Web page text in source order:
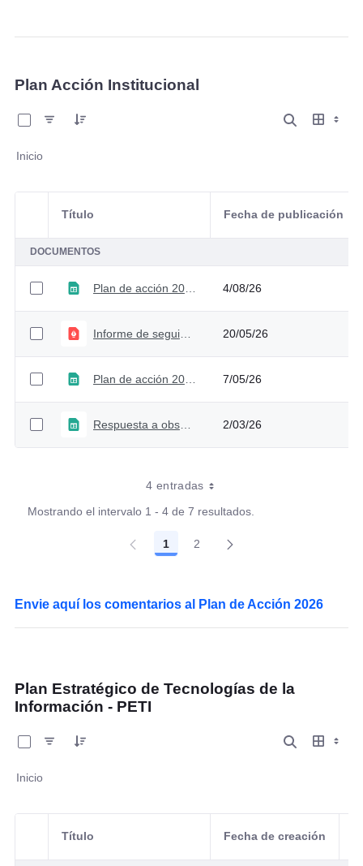
Plan Acción Institucional
Inicio
Selección del elemento
Título Fecha de publicación
DOCUMENTOS
Plan de acción 2026 V3 4/08/26
Informe de seguimiento al plan de acción 2026 - Primer trimestre 20/05/26
Plan de acción 2026 V2 7/05/26
Respuesta a observaciones de la ciudadanía para el plan de acción 2026 2/03/26
4 entradas
Mostrando el intervalo 1 - 4 de 7 resultados.
Página
1 Página
2
Envie aquí los comentarios al Plan de Acción 2026
Plan Estratégico de Tecnologías de la
Información - PETI
Inicio
Selección del elemento
Título Fecha de creación